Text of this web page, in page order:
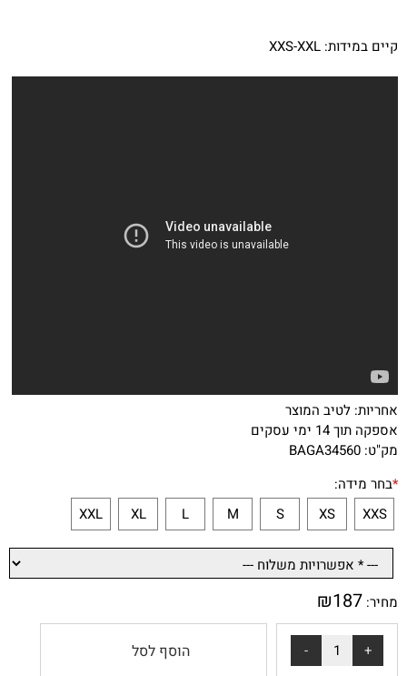
קיים במידות: XXS-XXL
אחריות: לטיב המוצר
אספקה תוך 14 ימי עסקים
מק"ט: BAGA34560
*בחר מידה:
XXS
XS
S
M
L
XL
XXL
מחיר: ₪187
הוסף לסל